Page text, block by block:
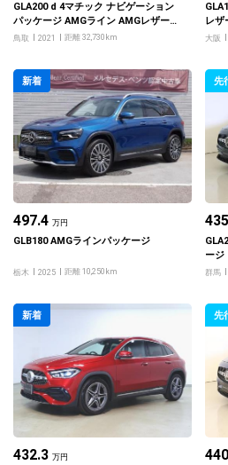
GLA200 d 4マチック ナビゲーション
パッケージ AMGライン AMGレザーエ
クスクルーシブパッケージ
鳥取 2021 距離 32,730km
レザ
ンフ
大阪
新着
497.4 万円
GLB180 AMGラインパッケージ
栃木 2025 距離 10,250km
先
ージ
群馬
新着
432.3 万円
先